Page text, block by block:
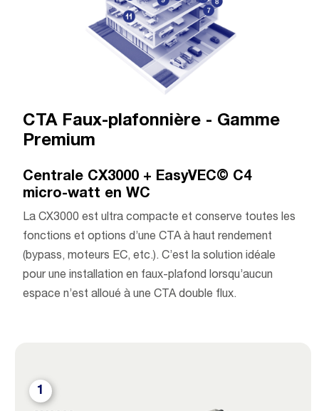
CTA Faux-plafonnière - Gamme
Premium
Centrale CX3000 + EasyVEC© C4
micro-watt en WC
La CX3000 est ultra compacte et conserve toutes les
fonctions et options d’une CTA à haut rendement
(bypass, moteurs EC, etc.). C’est la solution idéale
pour une installation en faux-plafond lorsqu’aucun
espace n’est alloué à une CTA double flux.
1